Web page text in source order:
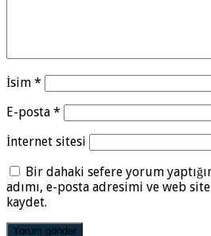
İsim *
E-posta *
İnternet sitesi
Bir dahaki sefere yorum
adımı, e-posta adresimi ve web
kaydet.